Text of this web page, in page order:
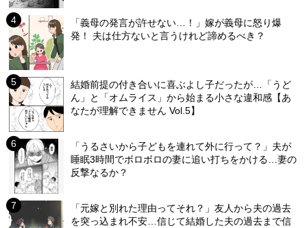
「義母の発言が許せない…！」嫁が義母に怒り爆
発！ 夫は仕方ないと言うけれど諦めるべき？
結婚前提の付き合いに喜ぶよし子だったが…「うど
ん」と「オムライス」から始まる小さな違和感【あ
なたが理解できません Vol.5】
「うるさいから子どもを連れて外に行って？」夫が
睡眠3時間でボロボロの妻に追い打ちをかける…妻の
反撃なるか？
「元嫁と別れた理由ってそれ？」友人から夫の過去
を突っ込まれ不安…信じて結婚した夫の過去まで信